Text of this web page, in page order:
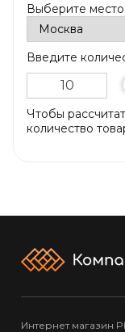
Выберите
Введите
Чтобы
количество
Интернет магазин